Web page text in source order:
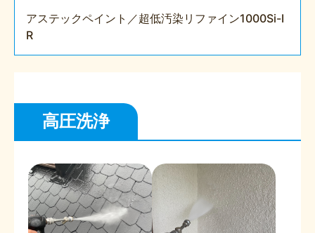
アステックペイント／超低汚染リファイン1000Si-I
R
高圧洗浄